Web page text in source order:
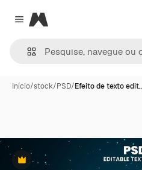
Close menu
Magnific
Início/stock/PSD/Efeito de texto
Premium